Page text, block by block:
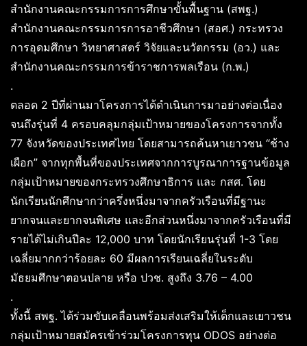
สำนักงานคณะกรรมการการศึกษาขั้นพื้นฐาน (สพฐ.)
สำนักงานคณะกรรมการการอาชีวศึกษา (สอศ.) กระทรวง
การอุดมศึกษา วิทยาศาสตร์ วิจัยและนวัตกรรม (อว.) และ
สำนักงานคณะกรรมการข้าราชการพลเรือน (ก.พ.)
.
ตลอด 2 ปีที่ผ่านมาโครงการได้ดำเนินการมาอย่างต่อเนื่อง
จนถึงรุ่นที่ 4 ครอบคลุมกลุ่มเป้าหมายของโครงการจากทั้ง
77 จังหวัดของประเทศไทย โดยสามารถค้นหาเยาวชน “ช้าง
เผือก” จากทุกพื้นที่ของประเทศจากการบูรณาการฐานข้อมูล
กลุ่มเป้าหมายของกระทรวงศึกษาธิการ และ กสศ. โดย
นักเรียนนักศึกษากว่าครึ่งหนึ่งมาจากครัวเรือนที่มีฐานะ
ยากจนและยากจนพิเศษ และอีกส่วนหนึ่งมาจากครัวเรือนที่มี
รายได้ไม่เกินปีละ 12,000 บาท โดยนักเรียนรุ่นที่ 1-3 โดย
เฉลี่ยมากกว่าร้อยละ 60 มีผลการเรียนเฉลี่ยในระดับ
มัธยมศึกษาตอนปลาย หรือ ปวช. สูงถึง 3.76 – 4.00
.
ทั้งนี้ สพฐ. ได้ร่วมขับเคลื่อนพร้อมส่งเสริมให้เด็กและเยาวชน
กลุ่มเป้าหมายสมัครเข้าร่วมโครงการทุน ODOS อย่างต่อ